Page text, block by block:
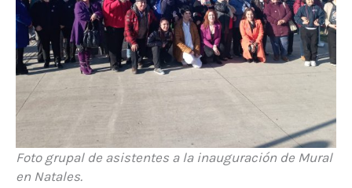
Foto grupal de asistentes a la inauguración de Mural
en Natales.